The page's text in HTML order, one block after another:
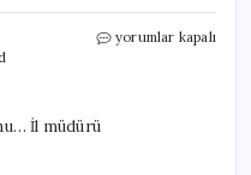
SGK’ya
yorumlar kapalı